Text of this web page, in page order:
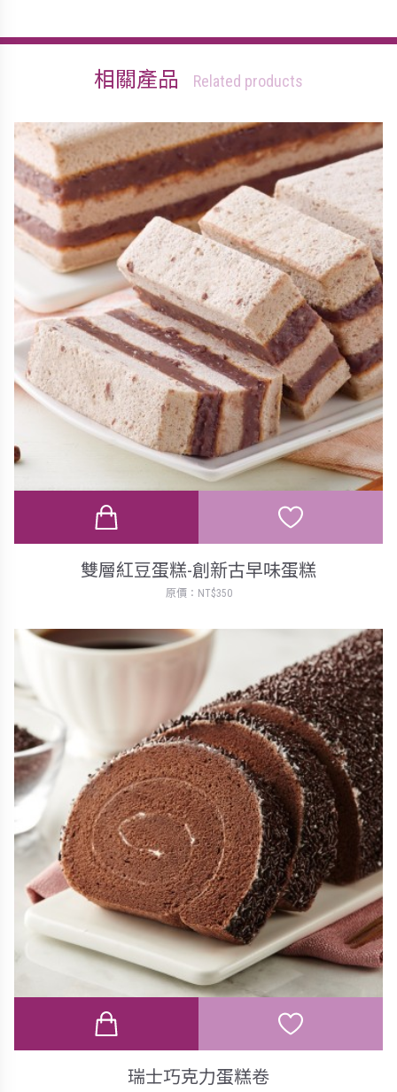
相關產品 Related products
雙層紅豆蛋糕-創新古早味蛋糕
原價：NT$350
瑞士巧克力蛋糕卷